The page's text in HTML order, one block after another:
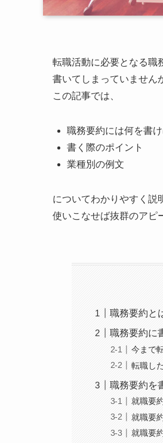
転職活動に必要となる職
書いてしまっていません
この記事では、
職務要約には何を書
書く際のポイント
業種別の例文
についてわかりやすく説
使いこなせば抜群のアピ
職務要約と
職務要約に
今まで
転職し
職務要約を
就職要
就職要
就職要